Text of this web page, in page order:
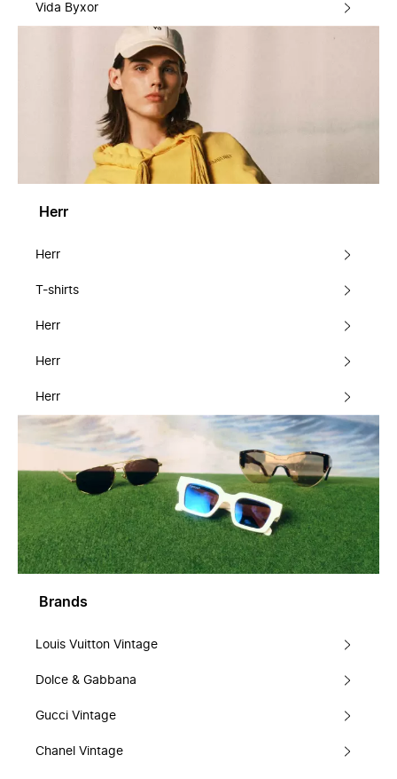
Vida Byxor
Herr
Herr
T-shirts
Herr
Herr
Herr
Brands
Louis Vuitton Vintage
Dolce & Gabbana
Gucci Vintage
Chanel Vintage